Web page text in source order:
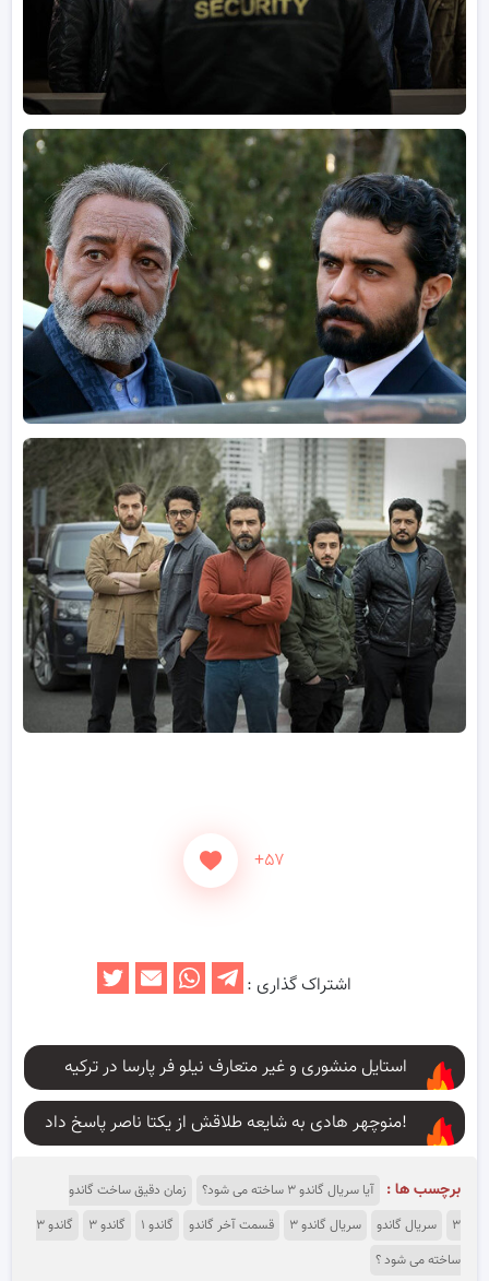
+۵۷
اشتراک گذاری :
استایل منشوری و غیر متعارف نیلو فر پارسا در ترکیه
منوچهر هادی به شایعه طلاقش از یکتا ناصر پاسخ داد!
برچسب ها : آیا سریال گاندو ۳ ساخته می شود؟
زمان دقیق ساخت گاندو
۳
سریال گاندو سریال گاندو ۳ قسمت آخر گاندو گاندو ۱ گاندو ۳
گاندو ۳
ساخته می شود ؟